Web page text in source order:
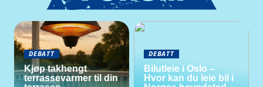
DEBATT
Kjøp takhengt
terrassevarmer til din
DEBATT
Bilutleie i Oslo –
Hvor kan du leie bil i